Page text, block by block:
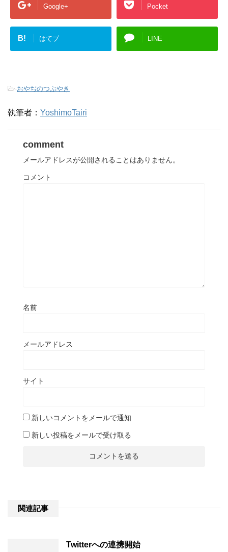
Google+ Pocket
B! はてブ LINE
-おやぢのつぶやき
執筆者： YoshimoTairi
comment
メールアドレスが公開されることはありません。
コメント
名前
メールアドレス
サイト
新しいコメントをメールで通知
新しい投稿をメールで受け取る
関連記事
Twitterへの連携開始